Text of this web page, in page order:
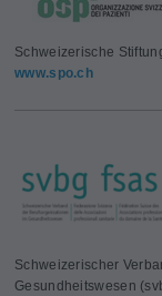
Schweizerische
www.spo.ch
Schweizerischer
Gesundheitswesen